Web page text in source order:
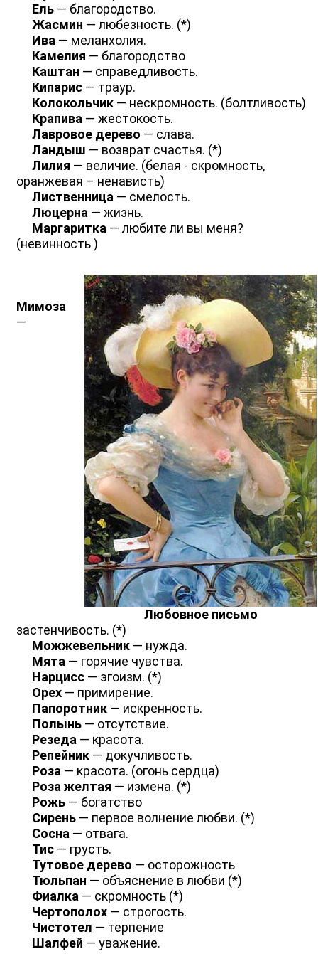
Ель — благородство.
Жасмин — любезность. (*)
Ива — меланхолия.
Камелия — благородство
Каштан — справедливость.
Кипарис — траур.
Колокольчик — нескромность. (болтливость)
Крапива — жестокость.
Лавровое дерево — слава.
Ландыш — возврат счастья. (*)
Лилия — величие. (белая - скромность,
оранжевая – ненависть)
Лиственница — смелость.
Люцерна — жизнь.
Маргаритка — любите ли вы меня?
(невинность )
Любовное письмо
Мимоза
—
застенчивость. (*)
Можжевельник — нужда.
Мята — горячие чувства.
Нарцисс — эгоизм. (*)
Орех — примирение.
Папоротник — искренность.
Полынь — отсутствие.
Резеда — красота.
Репейник — докучливость.
Роза — красота. (огонь сердца)
Роза желтая — измена. (*)
Рожь — богатство
Сирень — первое волнение любви. (*)
Сосна — отвага.
Тис — грусть.
Тутовое дерево — осторожность
Тюльпан — объяснение в любви (*)
Фиалка — скромность (*)
Чертополох — строгость.
Чистотел — терпение
Шалфей — уважение.